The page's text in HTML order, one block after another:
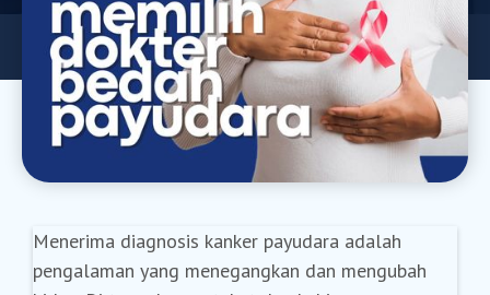
Menerima diagnosis kanker payudara adalah
pengalaman yang menegangkan dan mengubah